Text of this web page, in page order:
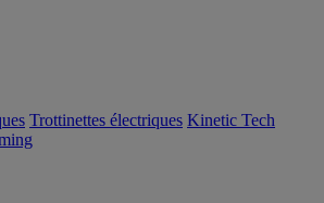
Trottinettes électriques Kinetic Tech